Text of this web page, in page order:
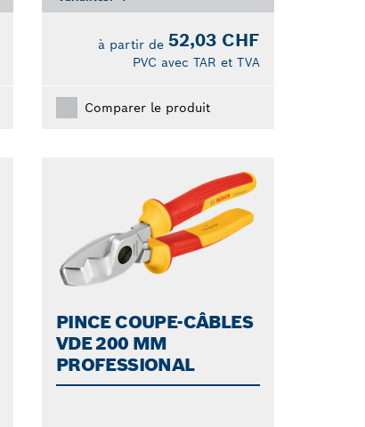
à partir de 52,03 CHF
PVC avec TAR et TVA
Comparer le produit
PINCE COUPE-CÂBLES
VDE 200 MM
PROFESSIONAL